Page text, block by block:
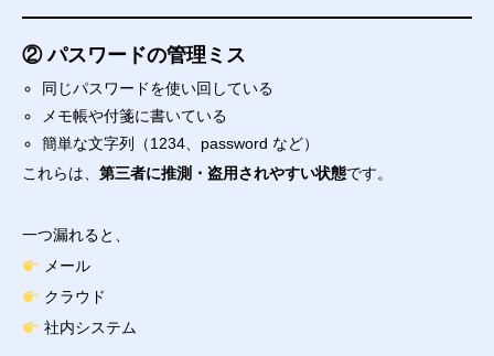
② パスワードの管理ミス
同じパスワードを使い回している
メモ帳や付箋に書いている
簡単な文字列（1234、password など）
これらは、 第三者に推測・盗用されやすい状態です。
一つ漏れると、
メール
クラウド
社内システム